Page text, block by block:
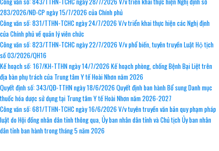
283/2026/NĐ-CP ngày 15/7/2026 của Chính phủ
Công văn số: 831/TTHN-TCHC ngày 24/7/2026 V/v triển khai thực hiện các Nghị định
của Chính phủ về quản lý viên chức
Công văn số: 823/TTHN-TCHC ngày 22/7/2026 V/v phổ biến, tuyên truyền Luật Hộ tịch
số 03/2026/QH16
Kế hoạch số: 167/KH-TTHN ngày 14/7/2026 Kế hoạch phòng, chống Bệnh Bại Liệt trên
địa bàn phụ trách của Trung tâm Y tế Hoài Nhơn năm 2026
Quyết định số: 343/QĐ-TTHN ngày 18/6/2026 Quyết định ban hành Bổ sung Danh mục
thuốc hóa dược sử dụng tại Trung tâm Y tế Hoài Nhơn năm 2026-2027
Công văn số: 681/TTHN-TCHC ngày 16/6/2026 V/v tuyên truyền văn bản quy phạm pháp
luật do Hội đồng nhân dân tỉnh thông qua, Ủy ban nhân dân tỉnh và Chủ tịch Ủy ban nhân
dân tỉnh ban hành trong tháng 5 năm 2026